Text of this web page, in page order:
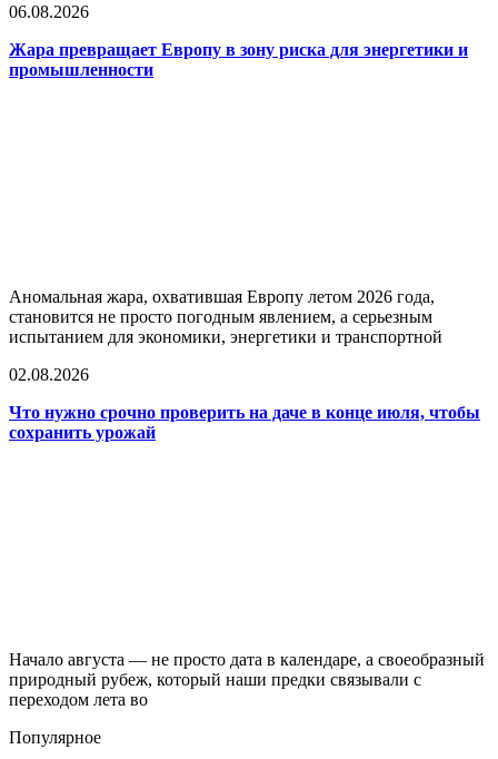
06.08.2026
Жара превращает Европу в зону риска для энергетики и
промышленности
Аномальная жара, охватившая Европу летом 2026 года,
становится не просто погодным явлением, а серьезным
испытанием для экономики, энергетики и транспортной
02.08.2026
Что нужно срочно проверить на даче в конце июля, чтобы
сохранить урожай
Начало августа — не просто дата в календаре, а своеобразный
природный рубеж, который наши предки связывали с
переходом лета во
Популярное